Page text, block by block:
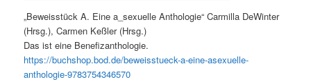
„Beweisstück A. Eine a_sexuelle Anthologie“ Carmilla DeWinter
(Hrsg.), Carmen Keßler (Hrsg.)
Das ist eine Benefizanthologie.
https://buchshop.bod.de/beweisstueck-a-eine-asexuelle-
anthologie-9783754346570